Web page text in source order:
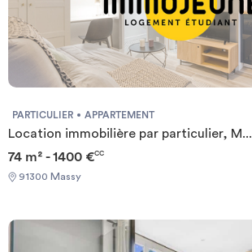
PARTICULIER APPARTEMENT
Location immobilière par particulier, M...
74 m² - 1400 €CC
91300 Massy